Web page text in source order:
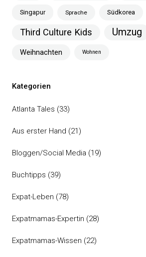
Singapur Sprache Südkorea
Third Culture Kids Umzug
Weihnachten Wohnen
Kategorien
Atlanta Tales (33)
Aus erster Hand (21)
Bloggen/Social Media (19)
Buchtipps (39)
Expat-Leben (78)
Expatmamas-Expertin (28)
Expatmamas-Wissen (22)